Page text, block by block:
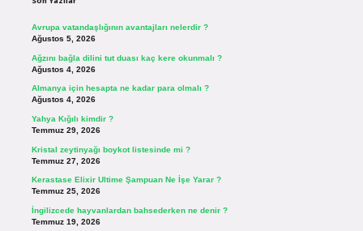
Avrupa vatandaşlığının avantajları nelerdir ?
Ağustos 5, 2026
Ağzını bağla dilini tut duası kaç kere okunmalı ?
Ağustos 4, 2026
Almanya için hesapta ne kadar para olmalı ?
Ağustos 4, 2026
Yahya Kığılı kimdir ?
Temmuz 29, 2026
Kristal zeytinyağı boykot listesinde mi ?
Temmuz 27, 2026
Kerastase Elixir Ultime Şampuan Ne İşe Yarar ?
Temmuz 25, 2026
İngilizcede hayvanlardan bahsederken ne denir ?
Temmuz 19, 2026